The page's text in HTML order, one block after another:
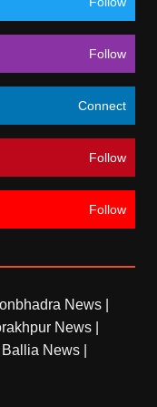
Follow
Connect
Follow
Follow
News
News
Ballia News